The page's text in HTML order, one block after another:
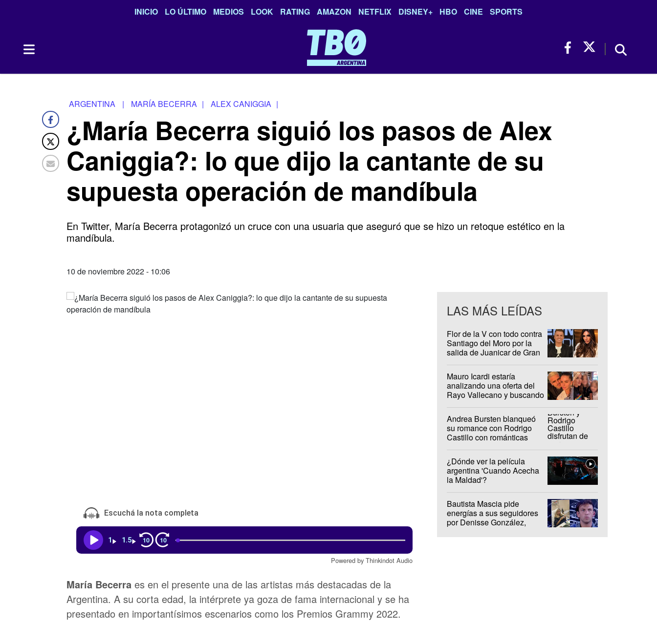
INICIO LO ÚLTIMO MEDIOS LOOK RATING AMAZON NETFLIX DISNEY+ HBO CINE SPORTS
ARGENTINA | MARÍA BECERRA | ALEX CANIGGIA |
¿María Becerra siguió los pasos de Alex
Caniggia?: lo que dijo la cantante de su
supuesta operación de mandíbula
En Twitter, María Becerra protagonizó un cruce con una usuaria que aseguró que se hizo un retoque estético en la
mandíbula.
10 de noviembre 2022 - 10:06
Escuchá la nota completa
1 1.5 10 10
Powered by Thinkindot Audio
María Becerra es en el presente una de las artistas más destacadas de la
Argentina. A su corta edad, la intérprete ya goza de fama internacional y se ha
presentado en importantísimos escenarios como los Premios Grammy 2022.
LAS MÁS LEÍDAS
Flor de la V con todo contra
Santiago del Moro por la
salida de Juanicar de Gran
Mauro Icardi estaría
analizando una oferta del
Rayo Vallecano y buscando
Andrea Bursten blanqueó
su romance con Rodrigo
Castillo con románticas
¿Dónde ver la película
argentina 'Cuando Acecha
la Maldad'?
Bautista Mascia pide
energías a sus seguidores
por Denisse González,